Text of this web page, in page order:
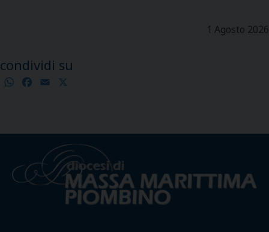
1 Agosto 2026
condividi su
WhatsApp
Facebook
Email